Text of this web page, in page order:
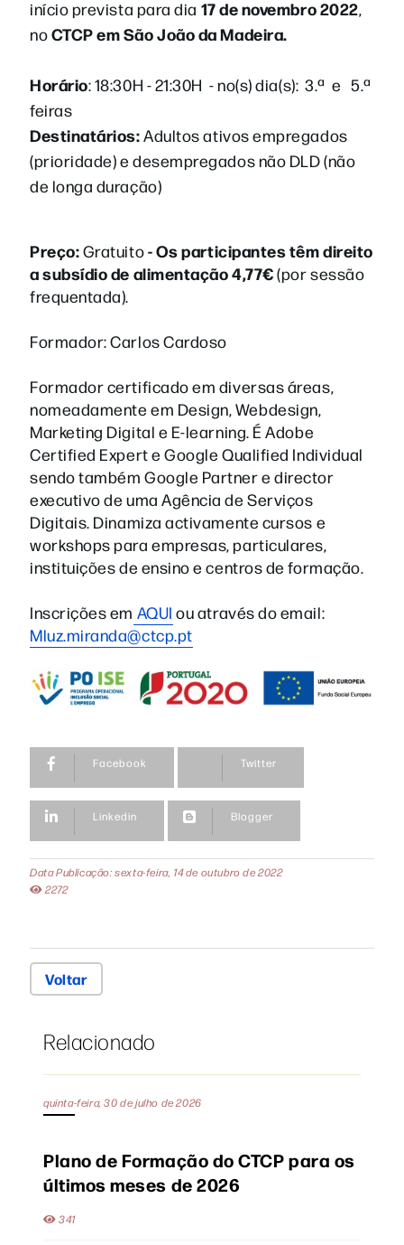
início prevista para dia 17 de novembro 2022,
noCTCP em São João da Madeira.
Horário: 18:30H - 21:30H - no(s) dia(s): 3.ª e 5.ª
feiras
Destinatários:Adultos ativos empregados
(prioridade) e desempregados não DLD (não
de longa duração)
Preço:Gratuito- Os participantes têm direito
a subsídio de alimentação 4,77€(por sessão
frequentada).
Formador: Carlos Cardoso
Formador certificado em diversas áreas,
nomeadamente em Design, Webdesign,
Marketing Digital e E-learning. É Adobe
Certified Expert e Google Qualified Individual
sendo também Google Partner e director
executivo de uma Agência de Serviços
Digitais. Dinamiza activamente cursos e
workshops para empresas, particulares,
instituições de ensino e centros de formação.
Inscrições em AQUI ou através do email:
Mluz.miranda@ctcp.pt
Facebook Twitter
Linkedin Blogger
Data Publicação: sexta-feira, 14 de outubro de 2022
2272
Voltar
Relacionado
quinta-feira, 30 de julho de 2026
Plano de Formação do CTCP para os
últimos meses de 2026
341